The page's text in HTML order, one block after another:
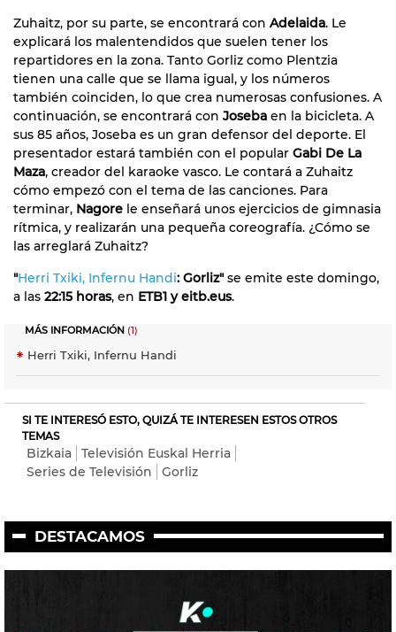
Zuhaitz, por su parte, se encontrará con Adelaida. Le
explicará los malentendidos que suelen tener los
repartidores en la zona. Tanto Gorliz como Plentzia
tienen una calle que se llama igual, y los números
también coinciden, lo que crea numerosas confusiones. A
continuación, se encontrará con Joseba en la bicicleta. A
sus 85 años, Joseba es un gran defensor del deporte. El
presentador estará también con el popular Gabi De La
Maza, creador del karaoke vasco. Le contará a Zuhaitz
cómo empezó con el tema de las canciones. Para
terminar, Nagore le enseñará unos ejercicios de gimnasia
rítmica, y realizarán una pequeña coreografía. ¿Cómo se
las arreglará Zuhaitz?
"Herri Txiki, Infernu Handi: Gorliz"se emite este domingo,
a las 22:15 horas, en ETB1 y eitb.eus.
MÁS INFORMACIÓN (1)
Herri Txiki, Infernu Handi
SI TE INTERESÓ ESTO, QUIZÁ TE INTERESEN ESTOS OTROS
TEMAS
Bizkaia
Televisión Euskal Herria
Series de Televisión
Gorliz
DESTACAMOS